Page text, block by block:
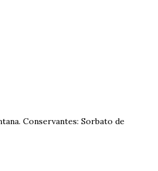
Conservantes: Sorbato de